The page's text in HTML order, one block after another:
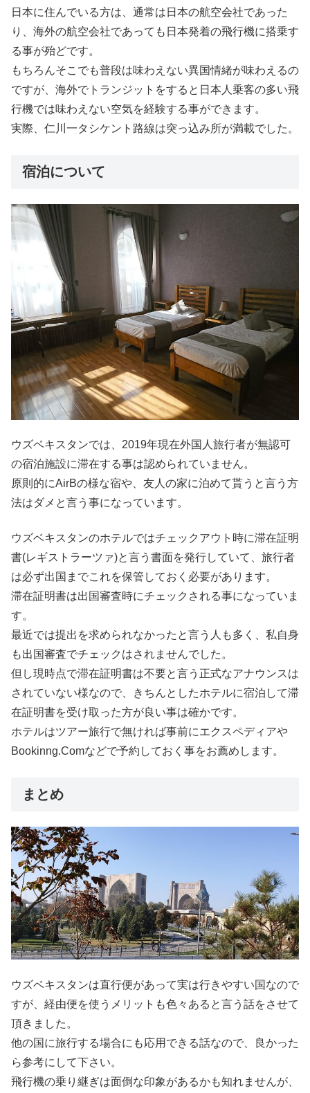
日本に住んでいる方は、通常は日本の航空会社であった
り、海外の航空会社であっても日本発着の飛行機に搭乗す
る事が殆どです。
もちろんそこでも普段は味わえない異国情緒が味わえるの
ですが、海外でトランジットをすると日本人乗客の多い飛
行機では味わえない空気を経験する事ができます。
実際、仁川一タシケント路線は突っ込み所が満載でした。
宿泊について
ウズベキスタンでは、2019年現在外国人旅行者が無認可
の宿泊施設に滞在する事は認められていません。
原則的にAirBの様な宿や、友人の家に泊めて貰うと言う方
法はダメと言う事になっています。
ウズベキスタンのホテルではチェックアウト時に滞在証明
書(レギストラーツァ)と言う書面を発行していて、旅行者
は必ず出国までこれを保管しておく必要があります。
滞在証明書は出国審査時にチェックされる事になっていま
す。
最近では提出を求められなかったと言う人も多く、私自身
も出国審査でチェックはされませんでした。
但し現時点で滞在証明書は不要と言う正式なアナウンスは
されていない様なので、きちんとしたホテルに宿泊して滞
在証明書を受け取った方が良い事は確かです。
ホテルはツアー旅行で無ければ事前にエクスペディアや
Bookinng.Comなどで予約しておく事をお薦めします。
まとめ
ウズベキスタンは直行便があって実は行きやすい国なので
すが、経由便を使うメリットも色々あると言う話をさせて
頂きました。
他の国に旅行する場合にも応用できる話なので、良かった
ら参考にして下さい。
飛行機の乗り継ぎは面倒な印象があるかも知れませんが、